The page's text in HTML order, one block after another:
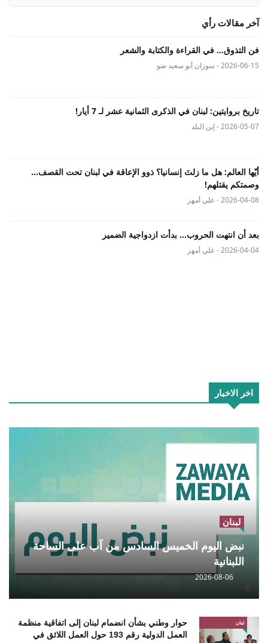
آخر مقالات رأي
فن التذوق... في القراءة والكتابة والشعر
2026-06-15 - سوزان أبو سعيد ضو
تاريخ بروايتين: لبنان في الذكرى الثمانية عشر لـ 7 أيار!
2026-05-07 - إبن البلد
أيّها العالم: هل ما زلتَ إنسانيا؟ ذوو الإعاقة في لبنان تحت القصف...
وصمتكم يقتلهم!
2026-04-08 - علي أمهز
بعد أن انتهت الحروب… بدأت ازدواجية الضمير
2026-04-04 - علي أمهز
اخر الاخبار
لبنان
نبض اليوم الخميس السادس من آب على الساحة
اللبنانية
2026-08-06
لبنان
حوار وطني بشأن انضمام لبنان إلى اتفاقية منظمة
العمل الدولية رقم 193 حول العمل اللائق في